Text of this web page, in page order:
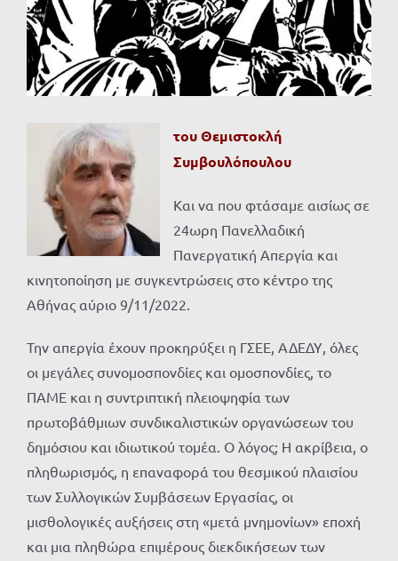
του Θεμιστοκλή
Συμβουλόπουλου
Και να που φτάσαμε αισίως σε
24ωρη Πανελλαδική
Πανεργατική Απεργία και
κινητοποίηση με συγκεντρώσεις στο κέντρο της
Αθήνας αύριο 9/11/2022.
Την απεργία έχουν προκηρύξει η ΓΣΕΕ, ΑΔΕΔΥ, όλες
οι μεγάλες συνομοσπονδίες και ομοσπονδίες, το
ΠΑΜΕ και η συντριπτική πλειοψηφία των
πρωτοβάθμιων συνδικαλιστικών οργανώσεων του
δημόσιου και ιδιωτικού τομέα. Ο λόγος; Η ακρίβεια, ο
πληθωρισμός, η επαναφορά του θεσμικού πλαισίου
των Συλλογικών Συμβάσεων Εργασίας, οι
μισθολογικές αυξήσεις στη «μετά μνημονίων» εποχή
και μια πληθώρα επιμέρους διεκδικήσεων των